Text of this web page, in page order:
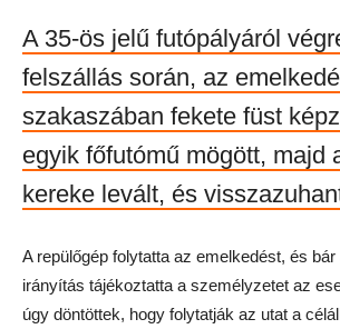
A 35-ös jelű futópályáról
felszállás során, az
szakaszában fekete füst
egyik főfutómű mögött, majd
kereke levált, és
A repülőgép folytatta az emelkedést, és bár
irányítás tájékoztatta a személyzetet az
úgy döntöttek, hogy folytatják az utat a